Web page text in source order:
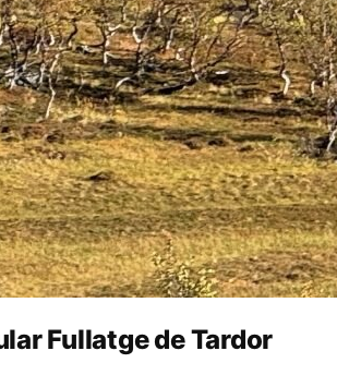
Fullatge de Tardor